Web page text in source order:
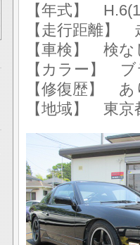
【年式】
【走行距離】
【車検】 検な
【カラー】
【修復歴】 あ
【地域】 東京